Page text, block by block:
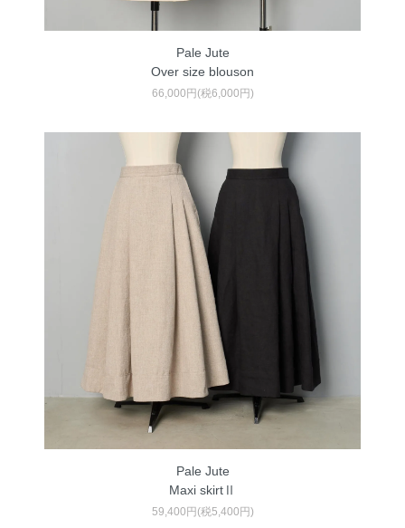
Pale Jute
Over size blouson
66,000円(税6,000円)
Pale Jute
Maxi skirtⅡ
59,400円(税5,400円)